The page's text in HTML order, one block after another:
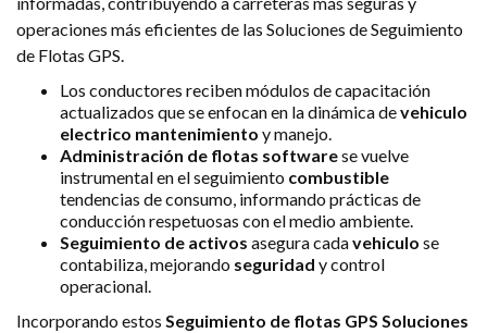
operaciones más eficientes de las Soluciones de Seguimiento
de Flotas GPS.
Los conductores reciben módulos de capacitación
actualizados que se enfocan en la dinámica devehiculo
electrico mantenimiento y manejo.
Administración de flotas softwarese vuelve
instrumental en el seguimiento combustible
tendencias de consumo, informando prácticas de
conducción respetuosas con el medio ambiente.
Seguimiento de activos asegura cadavehiculo se
contabiliza, mejorando seguridad y control
operacional.
Incorporando estos Seguimiento de flotas GPS Soluciones